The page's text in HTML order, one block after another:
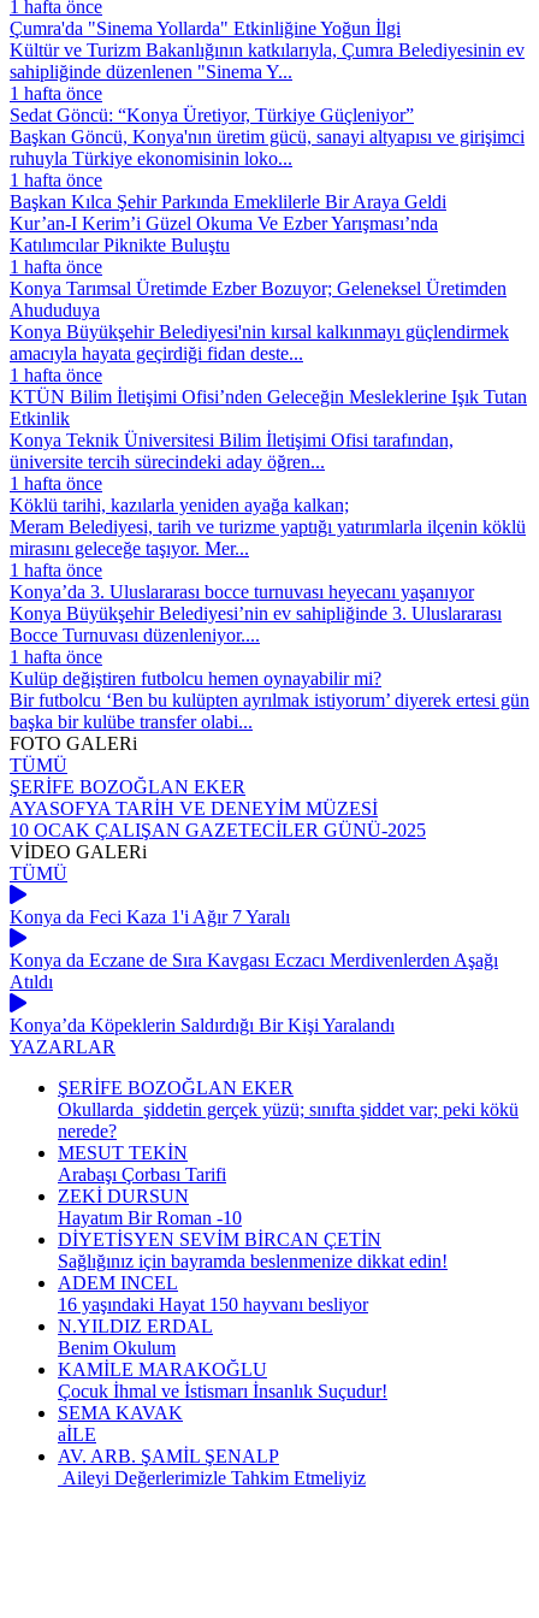
1 hafta önce
Çumra'da "Sinema Yollarda" Etkinliğine Yoğun İlgi
Kültür ve Turizm Bakanlığının katkılarıyla, Çumra Belediyesinin ev
sahipliğinde düzenlenen "Sinema Y...
1 hafta önce
Sedat Göncü: “Konya Üretiyor, Türkiye Güçleniyor”
Başkan Göncü, Konya'nın üretim gücü, sanayi altyapısı ve girişimci
ruhuyla Türkiye ekonomisinin loko...
1 hafta önce
Başkan Kılca Şehir Parkında Emeklilerle Bir Araya Geldi
Kur’an-I Kerim’i Güzel Okuma Ve Ezber Yarışması’nda
Katılımcılar Piknikte Buluştu
1 hafta önce
Konya Tarımsal Üretimde Ezber Bozuyor; Geleneksel Üretimden
Ahududuya
Konya Büyükşehir Belediyesi'nin kırsal kalkınmayı güçlendirmek
amacıyla hayata geçirdiği fidan deste...
1 hafta önce
KTÜN Bilim İletişimi Ofisi’nden Geleceğin Mesleklerine Işık Tutan
Etkinlik
Konya Teknik Üniversitesi Bilim İletişimi Ofisi tarafından,
üniversite tercih sürecindeki aday öğren...
1 hafta önce
Köklü tarihi, kazılarla yeniden ayağa kalkan;
Meram Belediyesi, tarih ve turizme yaptığı yatırımlarla ilçenin köklü
mirasını geleceğe taşıyor. Mer...
1 hafta önce
Konya’da 3. Uluslararası bocce turnuvası heyecanı yaşanıyor
Konya Büyükşehir Belediyesi’nin ev sahipliğinde 3. Uluslararası
Bocce Turnuvası düzenleniyor....
1 hafta önce
Kulüp değiştiren futbolcu hemen oynayabilir mi?
Bir futbolcu ‘Ben bu kulüpten ayrılmak istiyorum’ diyerek ertesi gün
başka bir kulübe transfer olabi...
FOTO GALERi
TÜMÜ
ŞERİFE BOZOĞLAN EKER
AYASOFYA TARİH VE DENEYİM MÜZESİ
10 OCAK ÇALIŞAN GAZETECİLER GÜNÜ-2025
VİDEO GALERi
TÜMÜ
Konya da Feci Kaza 1'i Ağır 7 Yaralı
Konya da Eczane de Sıra Kavgası Eczacı Merdivenlerden Aşağı
Atıldı
Konya’da Köpeklerin Saldırdığı Bir Kişi Yaralandı
YAZARLAR
ŞERİFE BOZOĞLAN EKER
Okullarda şiddetin gerçek yüzü; sınıfta şiddet var; peki kökü
nerede?
MESUT TEKİN
Arabaşı Çorbası Tarifi
ZEKİ DURSUN
Hayatım Bir Roman -10
DİYETİSYEN SEVİM BİRCAN ÇETİN
Sağlığınız için bayramda beslenmenize dikkat edin!
ADEM INCEL
16 yaşındaki Hayat 150 hayvanı besliyor
N.YILDIZ ERDAL
Benim Okulum
KAMİLE MARAKOĞLU
Çocuk İhmal ve İstismarı İnsanlık Suçudur!
SEMA KAVAK
aİLE
AV. ARB. ŞAMİL ŞENALP
Aileyi Değerlerimizle Tahkim Etmeliyiz